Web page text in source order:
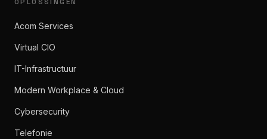
Acom Services
Virtual CIO
IT-Infrastructuur
Modern Workplace & Cloud
Cybersecurity
Telefonie